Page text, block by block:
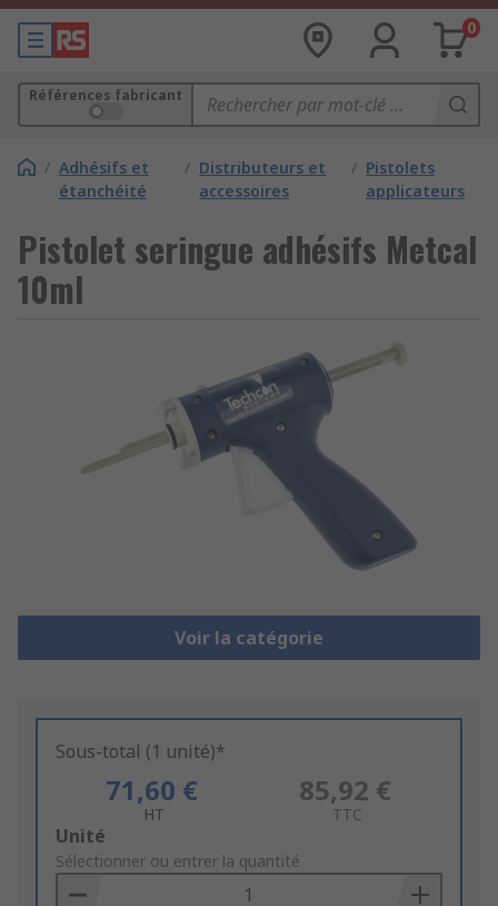
0
Références fabricant
/ Adhésifs et
étanchéité
/ Distributeurs et
accessoires
/ Pistolets
applicateurs
Pistolet seringue adhésifs Metcal
10ml
Voir la catégorie
Sous-total (1 unité)*
71,60 €
HT
85,92 €
TTC
Add
to
Basket
Unité
Sélectionner ou entrer la quantité